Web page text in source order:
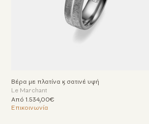
Βέρα με πλατίνα & σατινέ υφή
Le Marchant
Από 1.534,00€
Επικοινωνία